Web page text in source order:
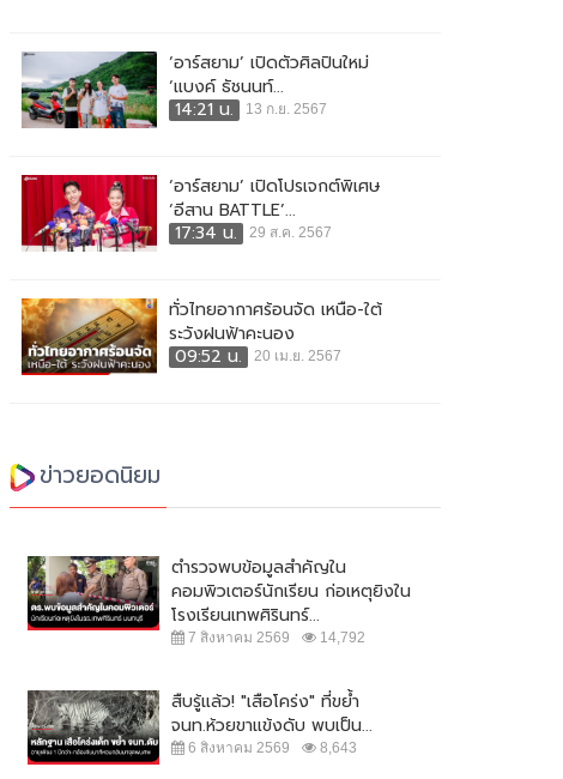
‘อาร์สยาม’ เปิดตัวศิลปินใหม่
‘แบงค์ ธัชนนท์...
14:21 น.
13 ก.ย. 2567
‘อาร์สยาม’ เปิดโปรเจกต์พิเศษ
‘อีสาน BATTLE’...
17:34 น.
29 ส.ค. 2567
ทั่วไทยอากาศร้อนจัด เหนือ-ใต้
ระวังฝนฟ้าคะนอง
09:52 น.
20 เม.ย. 2567
ข่าวยอดนิยม
ตำรวจพบข้อมูลสำคัญใน
คอมพิวเตอร์นักเรียน ก่อเหตุยิงใน
โรงเรียนเทพศิรินทร์...
7 สิงหาคม 2569 14,792
สืบรู้แล้ว! "เสือโคร่ง" ที่ขย้ำ
จนท.ห้วยขาแข้งดับ พบเป็น...
6 สิงหาคม 2569 8,643